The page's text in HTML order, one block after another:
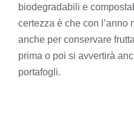
biodegradabili e
certezza è che con l’anno
anche per conservare
prima o poi si avvertirà
portafogli.